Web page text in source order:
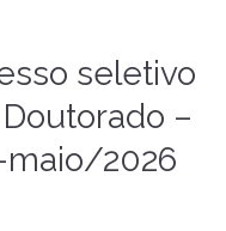
seletivo
–
maio/2026